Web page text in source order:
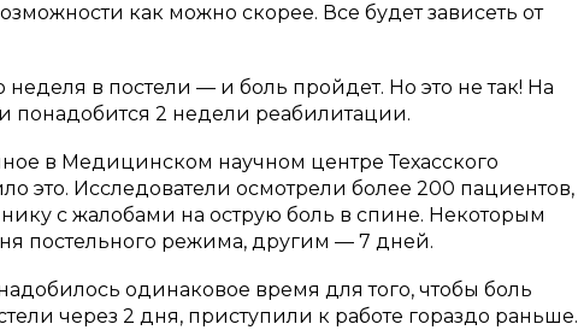
как можно скорее. Все будет зависеть от
в постели — и боль пройдет. Но это не так! На
понадобится 2 недели реабилитации.
в Медицинском научном центре Техасского
это. Исследователи осмотрели более 200 пациентов,
с жалобами на острую боль в спине. Некоторым
постельного режима, другим — 7 дней.
одинаковое время для того, чтобы боль
через 2 дня, приступили к работе гораздо раньше.